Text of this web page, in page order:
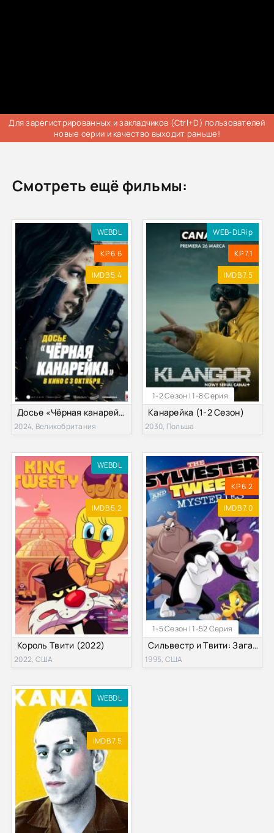
Для зарегистрированных и закладчиков (Ctrl+D) пользователей
новые серии и качество выходит раньше!
Смотреть ещё фильмы:
WEBDL
KP 6.6
IMDB 5.4
Досье «Чёрная канарейка» (2024)
2024, Великобритания
1-2 Сезон | 1-8 Серия
WEB-DLRip
KP 7.1
IMDB 7.5
Канарейка (1-2 Сезон)
2030, Польша
WEBDL
IMDB 5.2
Король Твити (2022)
2022, США
1-5 Сезон | 1-52 Серия
KP 6.2
IMDB 7.0
Сильвестр и Твити: Загадочные истории (1-5 Сезон)
1995, США
WEBDL
IMDB 7.5